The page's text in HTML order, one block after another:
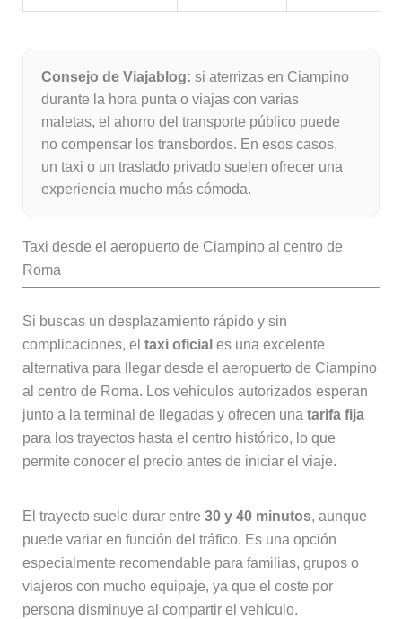
Consejo de Viajablog: si aterrizas en Ciampino
durante la hora punta o viajas con varias
maletas, el ahorro del transporte público puede
no compensar los transbordos. En esos casos,
un taxi o un traslado privado suelen ofrecer una
experiencia mucho más cómoda.
Taxi desde el aeropuerto de Ciampino al centro de
Roma
Si buscas un desplazamiento rápido y sin
complicaciones, el taxi oficial es una excelente
alternativa para llegar desde el aeropuerto de Ciampino
al centro de Roma. Los vehículos autorizados esperan
junto a la terminal de llegadas y ofrecen una tarifa fija
para los trayectos hasta el centro histórico, lo que
permite conocer el precio antes de iniciar el viaje.
El trayecto suele durar entre 30 y 40 minutos, aunque
puede variar en función del tráfico. Es una opción
especialmente recomendable para familias, grupos o
viajeros con mucho equipaje, ya que el coste por
persona disminuye al compartir el vehículo.